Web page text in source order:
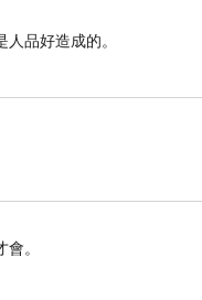
品好造成的。
。